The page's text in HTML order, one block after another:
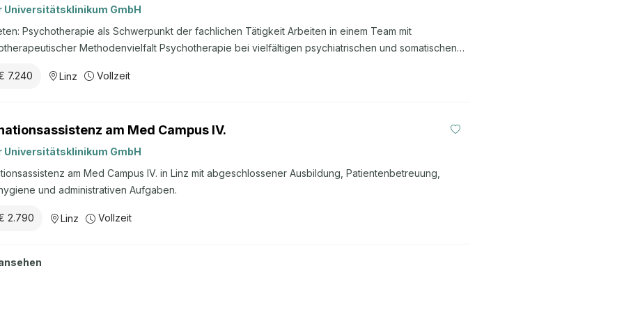
Universitätsklinikum GmbH
Psychotherapie als Schwerpunkt der fachlichen Tätigkeit Arbeiten in einem Team mit
Methodenvielfalt Psychotherapie bei vielfältigen psychiatrischen und somatischen
Möglichkeit Behandlungskonzepte bei schweren psychischen Störungen weiterzuentwickeln
fachärztliche Tätigkeit Konzeption und Begleitung psychotherapeutischer Prozesse
bei psychiatrischen Krisen Mitwirkung bei Fallbesprechungen und Supervisionen ...
7.240 Linz Vollzeit
am Med Campus IV.
Universitätsklinikum GmbH
am Med Campus IV. in Linz mit abgeschlossener Ausbildung, Patientenbetreuung,
und administrativen Aufgaben.
2.790 Linz Vollzeit